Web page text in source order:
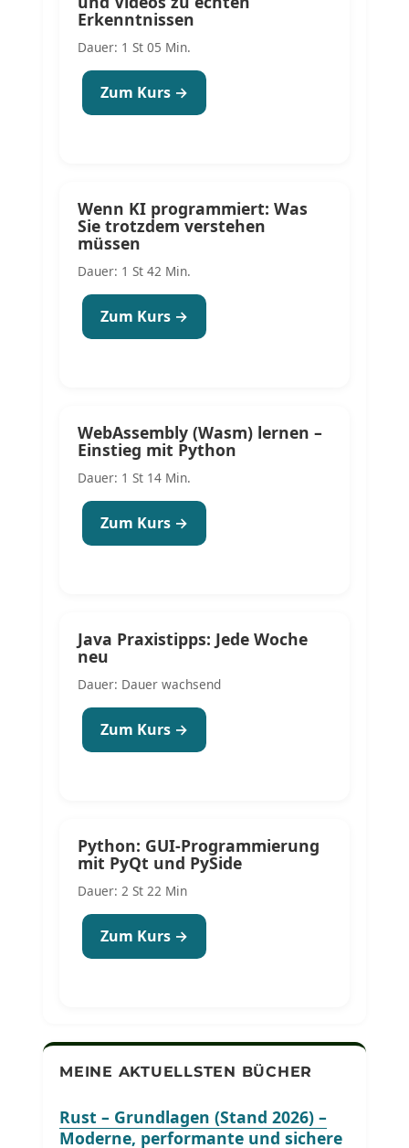
Erkenntnissen
Dauer: 1 St 05 Min.
Zum Kurs →
Wenn KI programmiert: Was
Sie trotzdem verstehen
müssen
Dauer: 1 St 42 Min.
Zum Kurs →
WebAssembly (Wasm) lernen –
Einstieg mit Python
Dauer: 1 St 14 Min.
Zum Kurs →
Java Praxistipps: Jede Woche
neu
Dauer: Dauer wachsend
Zum Kurs →
Python: GUI-Programmierung
mit PyQt und PySide
Dauer: 2 St 22 Min
Zum Kurs →
MEINE AKTUELLSTEN BÜCHER
Rust – Grundlagen (Stand 2026) –
Moderne, performante und sichere